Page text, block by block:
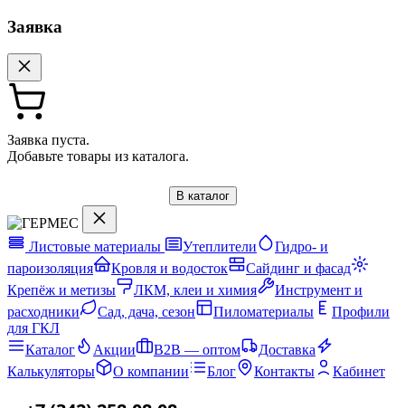
Заявка
Заявка пуста.
Добавьте товары из каталога.
В каталог
Листовые материалы Утеплители
Гидро- и
пароизоляция
Кровля и водосток
Сайдинг и фасад
Крепёж и метизы
ЛКМ, клеи и химия
Инструмент и
расходники
Сад, дача, сезон Пиломатериалы
Профили
для ГКЛ
Каталог
Акции B2B — оптом
Доставка
Калькуляторы
О компании Блог Контакты Кабинет